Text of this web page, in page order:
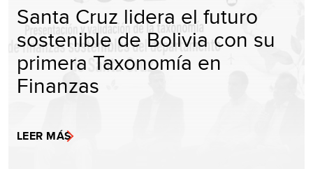
Santa Cruz lidera el futuro
sostenible de Bolivia con su
primera Taxonomía en
Finanzas
LEER MÁS